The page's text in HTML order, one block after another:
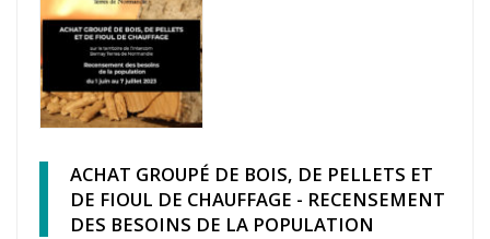
ACHAT GROUPÉ DE BOIS, DE PELLETS ET
DE FIOUL DE CHAUFFAGE - RECENSEMENT
DES BESOINS DE LA POPULATION